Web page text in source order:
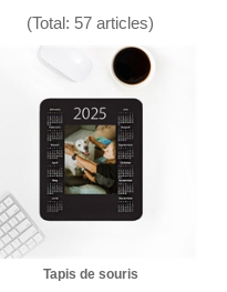
(Total: 57 articles)
Tapis de souris